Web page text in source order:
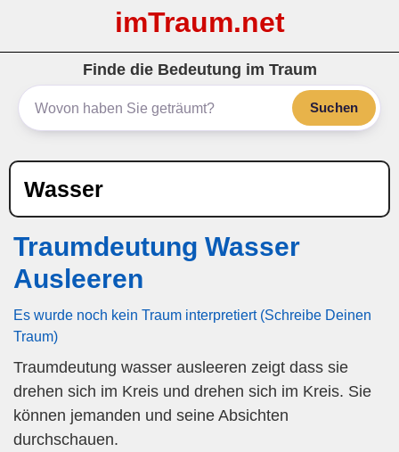
imTraum.net
Finde die Bedeutung im Traum
Suchen
Wasser
Traumdeutung Wasser
Ausleeren
Es wurde noch kein Traum interpretiert (Schreibe Deinen
Traum)
Traumdeutung wasser ausleeren zeigt dass sie
drehen sich im Kreis und drehen sich im Kreis. Sie
können jemanden und seine Absichten
durchschauen.